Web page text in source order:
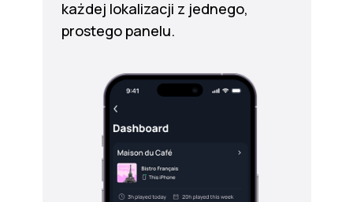
każdej lokalizacji z jednego,
prostego panelu.